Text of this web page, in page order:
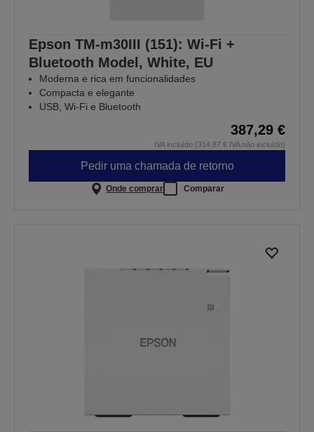
Epson TM-m30III (151): Wi-Fi +
Bluetooth Model, White, EU
Moderna e rica em funcionalidades
Compacta e elegante
USB, Wi-Fi e Bluetooth
387,29 €
IVA incluído (314,87 € IVA não incluído)
Pedir uma chamada de retorno
Onde comprar Comparar